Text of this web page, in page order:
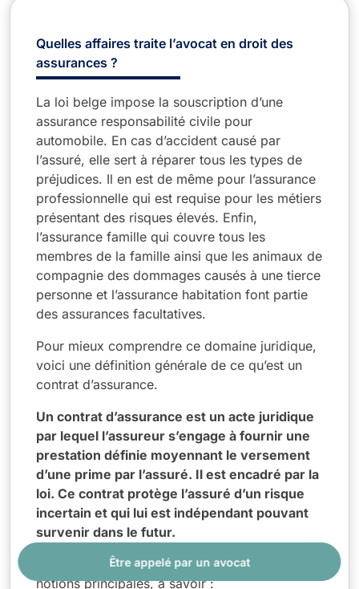
Être appelé par un avocat
Quelles affaires traite l’avocat en droit des
assurances ?
La loi belge impose la souscription d’une
assurance responsabilité civile pour
automobile. En cas d’accident causé par
l’assuré, elle sert à réparer tous les types de
préjudices. Il en est de même pour l’assurance
professionnelle qui est requise pour les métiers
présentant des risques élevés. Enfin,
l’assurance famille qui couvre tous les
membres de la famille ainsi que les animaux de
compagnie des dommages causés à une tierce
personne et l’assurance habitation font partie
des assurances facultatives.
Pour mieux comprendre ce domaine juridique,
voici une définition générale de ce qu’est un
contrat d’assurance.
Un contrat d’assurance est un acte juridique
par lequel l’assureur s’engage à fournir une
prestation définie moyennant le versement
d’une prime par l’assuré. Il est encadré par la
loi. Ce contrat protège l’assuré d’un risque
incertain et qui lui est indépendant pouvant
survenir dans le futur.
Le contrat d’assurance est basé sur deux
notions principales, à savoir :